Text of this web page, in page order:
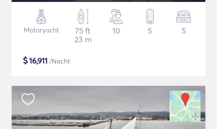
Motoryacht
75 ft
23 m
10 5 5
$16,911 /Nacht